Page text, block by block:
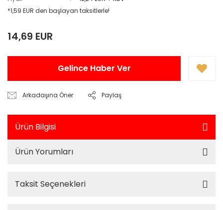
*1,59 EUR den başlayan taksitlerle!
14,69 EUR
Gelince Haber Ver
Arkadaşına Öner Paylaş
Ürün Bilgisi
Ürün Yorumları
Taksit Seçenekleri